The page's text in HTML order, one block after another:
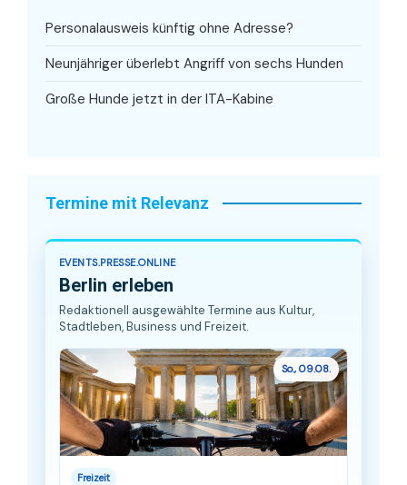
Personalausweis künftig ohne Adresse?
Neunjähriger überlebt Angriff von sechs Hunden
Große Hunde jetzt in der ITA-Kabine
Termine mit Relevanz
EVENTS.PRESSE.ONLINE
Berlin erleben
Redaktionell ausgewählte Termine aus Kultur,
Stadtleben, Business und Freizeit.
So., 09.08.
Freizeit